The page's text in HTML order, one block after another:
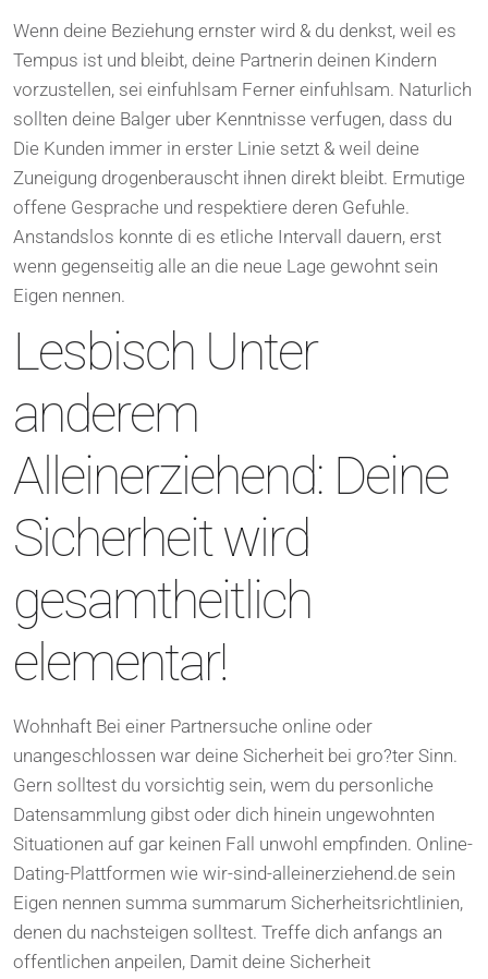
Wenn deine Beziehung ernster wird & du denkst, weil es
Tempus ist und bleibt, deine Partnerin deinen Kindern
vorzustellen, sei einfuhlsam Ferner einfuhlsam. Naturlich
sollten deine Balger uber Kenntnisse verfugen, dass du
Die Kunden immer in erster Linie setzt & weil deine
Zuneigung drogenberauscht ihnen direkt bleibt. Ermutige
offene Gesprache und respektiere deren Gefuhle.
Anstandslos konnte di es etliche Intervall dauern, erst
wenn gegenseitig alle an die neue Lage gewohnt sein
Eigen nennen.
Lesbisch Unter
anderem
Alleinerziehend: Deine
Sicherheit wird
gesamtheitlich
elementar!
Wohnhaft Bei einer Partnersuche online oder
unangeschlossen war deine Sicherheit bei gro?ter Sinn.
Gern solltest du vorsichtig sein, wem du personliche
Datensammlung gibst oder dich hinein ungewohnten
Situationen auf gar keinen Fall unwohl empfinden. Online-
Dating-Plattformen wie wir-sind-alleinerziehend.de sein
Eigen nennen summa summarum Sicherheitsrichtlinien,
denen du nachsteigen solltest. Treffe dich anfangs an
offentlichen anpeilen, Damit deine Sicherheit